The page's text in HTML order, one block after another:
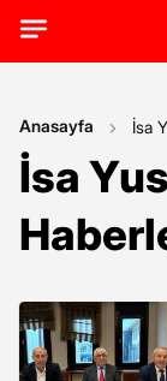
Anasayfa İsa
İsa